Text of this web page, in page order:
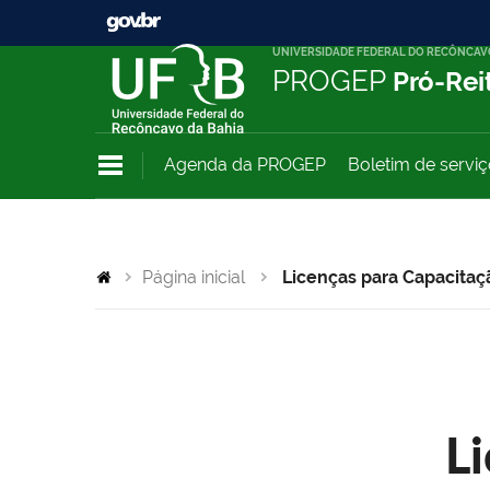
UNIVERSIDADE FEDERAL DO
PROGEP Pró-
Agenda da PROGEP Boletim de
Página inicial Licenças para